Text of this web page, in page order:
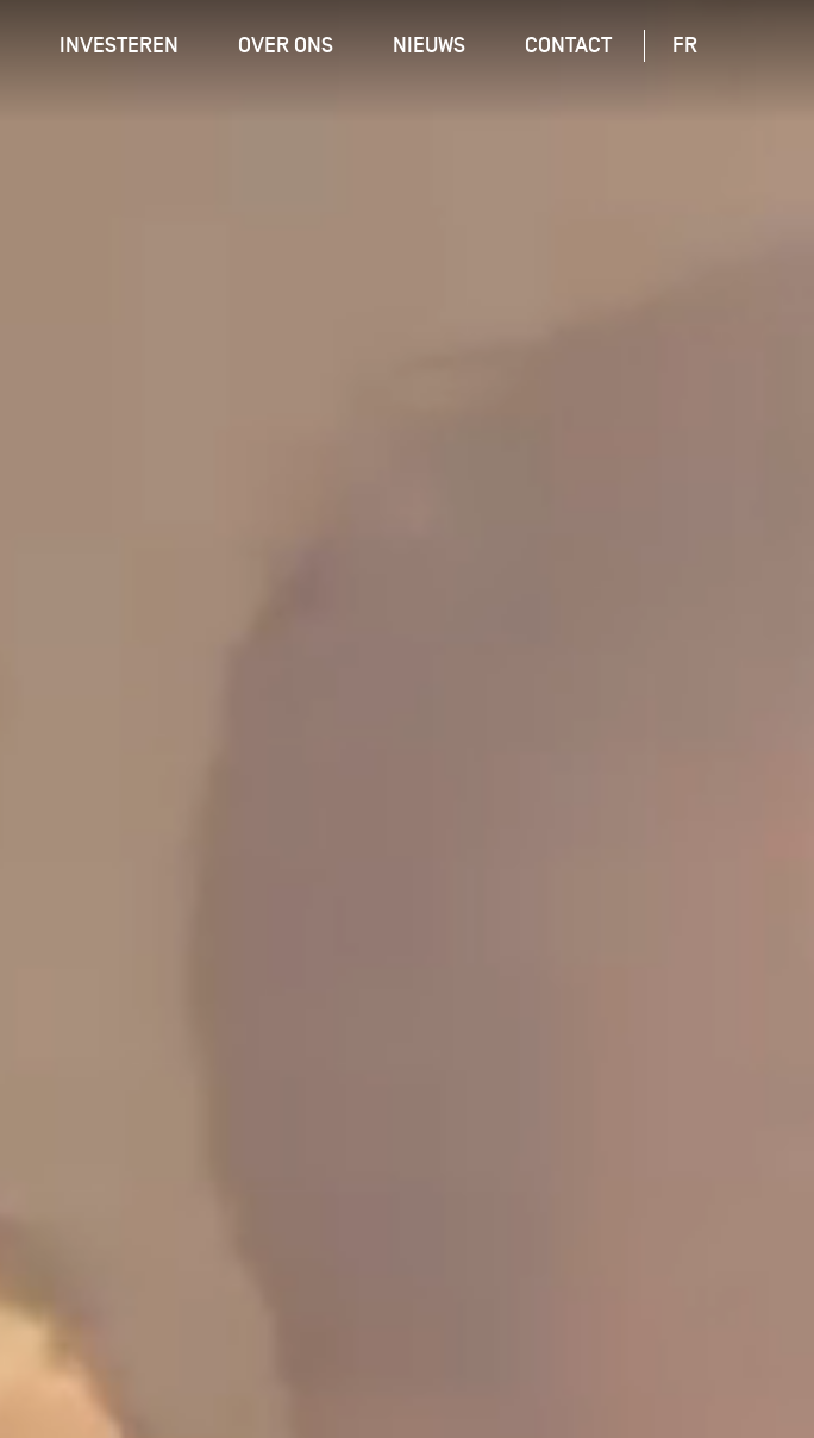
INVESTEREN OVER ONS NIEUWS CONTACT FR